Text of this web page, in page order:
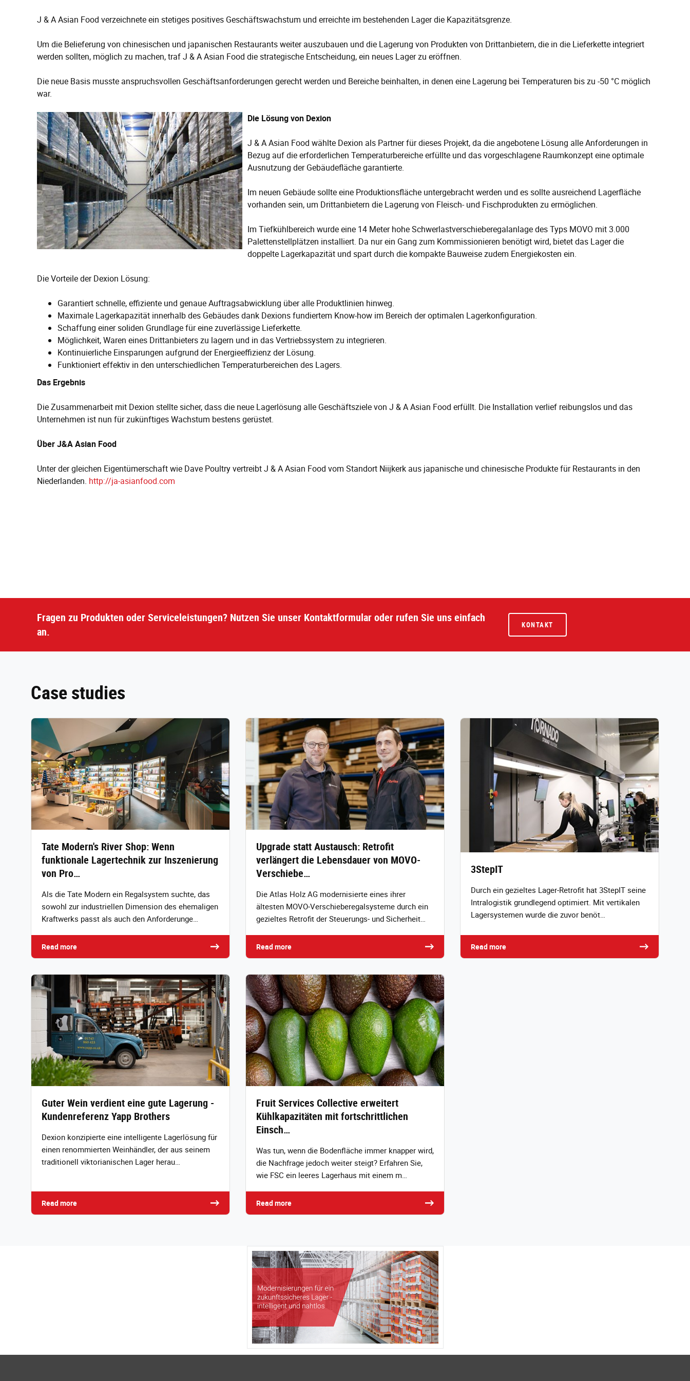
J & A Asian Food verzeichnete ein stetiges positives Geschäftswachstum und erreichte im bestehenden Lager die Kapazitätsgrenze.
Um die Belieferung von chinesischen und japanischen Restaurants weiter auszubauen und die Lagerung von Produkten von Drittanbietern, die in die Lieferkette integriert
werden sollten, möglich zu machen, traf J & A Asian Food die strategische Entscheidung, ein neues Lager zu eröffnen.
Die neue Basis musste anspruchsvollen Geschäftsanforderungen gerecht werden und Bereiche beinhalten, in denen eine Lagerung bei Temperaturen bis zu -50 °C möglich
war.
Die Lösung von Dexion
J & A Asian Food wählte Dexion als Partner für dieses Projekt, da die angebotene Lösung alle Anforderungen in
Bezug auf die erforderlichen Temperaturbereiche erfüllte und das vorgeschlagene Raumkonzept eine optimale
Ausnutzung der Gebäudefläche garantierte.
Im neuen Gebäude sollte eine Produktionsfläche untergebracht werden und es sollte ausreichend Lagerfläche
vorhanden sein, um Drittanbietern die Lagerung von Fleisch- und Fischprodukten zu ermöglichen.
Im Tiefkühlbereich wurde eine 14 Meter hohe Schwerlastverschieberegalanlage des Typs MOVO mit 3.000
Palettenstellplätzen installiert. Da nur ein Gang zum Kommissionieren benötigt wird, bietet das Lager die
doppelte Lagerkapazität und spart durch die kompakte Bauweise zudem Energiekosten ein.
Die Vorteile der Dexion Lösung:
Garantiert schnelle, effiziente und genaue Auftragsabwicklung über alle Produktlinien hinweg.
Maximale Lagerkapazität innerhalb des Gebäudes dank Dexions fundiertem Know-how im Bereich der optimalen Lagerkonfiguration.
Schaffung einer soliden Grundlage für eine zuverlässige Lieferkette.
Möglichkeit, Waren eines Drittanbieters zu lagern und in das Vertriebssystem zu integrieren.
Kontinuierliche Einsparungen aufgrund der Energieeffizienz der Lösung.
Funktioniert effektiv in den unterschiedlichen Temperaturbereichen des Lagers.
Das Ergebnis
Die Zusammenarbeit mit Dexion stellte sicher, dass die neue Lagerlösung alle Geschäftsziele von J & A Asian Food erfüllt. Die Installation verlief reibungslos und das
Unternehmen ist nun für zukünftiges Wachstum bestens gerüstet.
Über J&A Asian Food
Unter der gleichen Eigentümerschaft wie Dave Poultry vertreibt J & A Asian Food vom Standort Niijkerk aus japanische und chinesische Produkte für Restaurants in den
Niederlanden. http://ja-asianfood.com
Fragen zu Produkten oder Serviceleistungen? Nutzen Sie unser Kontaktformular oder rufen Sie uns einfach
an.
KONTAKT
Case studies
Tate Modern's River Shop: Wenn
funktionale Lagertechnik zur Inszenierung
von Pro…
Als die Tate Modern ein Regalsystem suchte, das
sowohl zur industriellen Dimension des ehemaligen
Kraftwerks passt als auch den Anforderunge…
Read more
Upgrade statt Austausch: Retrofit
verlängert die Lebensdauer von MOVO-
Verschiebe…
Die Atlas Holz AG modernisierte eines ihrer
ältesten MOVO‑Verschieberegalsysteme durch ein
gezieltes Retrofit der Steuerungs‑ und Sicherheit…
Read more
3StepIT
Durch ein gezieltes Lager‑Retrofit hat 3StepIT seine
Intralogistik grundlegend optimiert. Mit vertikalen
Lagersystemen wurde die zuvor benöt…
Read more
Guter Wein verdient eine gute Lagerung -
Kundenreferenz Yapp Brothers
Dexion konzipierte eine intelligente Lagerlösung für
einen renommierten Weinhändler, der aus seinem
traditionell viktorianischen Lager herau…
Read more
Fruit Services Collective erweitert
Kühlkapazitäten mit fortschrittlichen
Einsch…
Was tun, wenn die Bodenfläche immer knapper wird,
die Nachfrage jedoch weiter steigt? Erfahren Sie,
wie FSC ein leeres Lagerhaus mit einem m…
Read more